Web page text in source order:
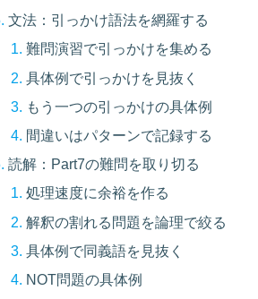
文法：引っかけ語法を網羅する
難問演習で引っかけを集める
具体例で引っかけを見抜く
もう一つの引っかけの具体例
間違いはパターンで記録する
読解：Part7の難問を取り切る
処理速度に余裕を作る
解釈の割れる問題を論理で絞る
具体例で同義語を見抜く
NOT問題の具体例